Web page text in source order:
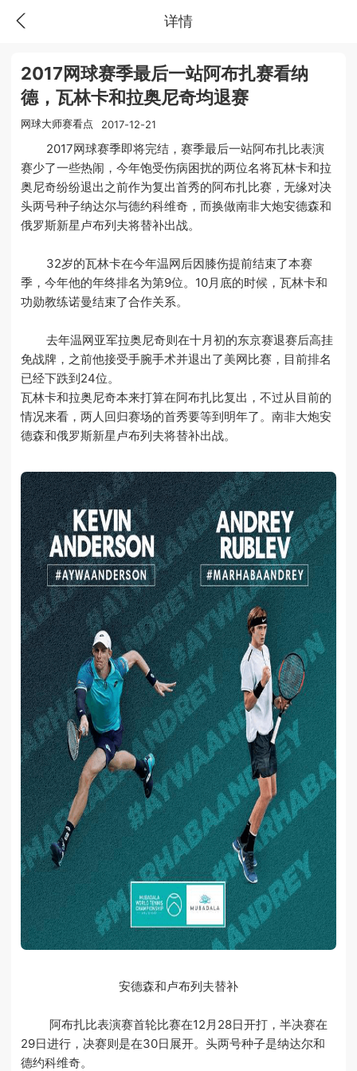
详情
2017网球赛季最后一站阿布扎赛看纳
德，瓦林卡和拉奥尼奇均退赛
网球大师赛看点 2017-12-21
2017网球赛季即将完结，赛季最后一站阿布扎比表演
赛少了一些热闹，今年饱受伤病困扰的两位名将瓦林卡和拉
奥尼奇纷纷退出之前作为复出首秀的阿布扎比赛，无缘对决
头两号种子纳达尔与德约科维奇，而换做南非大炮安德森和
俄罗斯新星卢布列夫将替补出战。
32岁的瓦林卡在今年温网后因膝伤提前结束了本赛
季，今年他的年终排名为第9位。10月底的时候，瓦林卡和
功勋教练诺曼结束了合作关系。
去年温网亚军拉奥尼奇则在十月初的东京赛退赛后高挂
免战牌，之前他接受手腕手术并退出了美网比赛，目前排名
已经下跌到24位。
瓦林卡和拉奥尼奇本来打算在阿布扎比复出，不过从目前的
情况来看，两人回归赛场的首秀要等到明年了。南非大炮安
德森和俄罗斯新星卢布列夫将替补出战。
安德森和卢布列夫替补
阿布扎比表演赛首轮比赛在12月28日开打，半决赛在
29日进行，决赛则是在30日展开。头两号种子是纳达尔和
德约科维奇。